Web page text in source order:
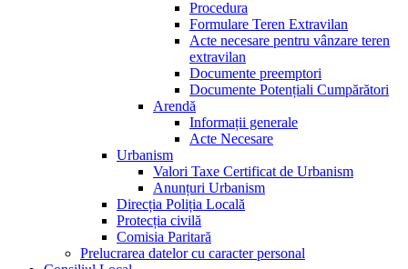
Procedura
Formulare Teren Extravilan
Acte necesare pentru vânzare teren
extravilan
Documente preemptori
Documente Potențiali Cumpărători
Arendă
Informații generale
Acte Necesare
Urbanism
Valori Taxe Certificat de Urbanism
Anunțuri Urbanism
Direcția Poliția Locală
Protecția civilă
Comisia Paritară
Prelucrarea datelor cu caracter personal